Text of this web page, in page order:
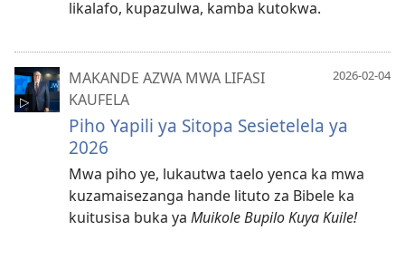
likalafo, kupazulwa, kamba kutokwa.
2026-02-04
MAKANDE AZWA MWA LIFASI
KAUFELA
Piho Yapili ya Sitopa Sesietelela ya
2026
Mwa piho ye, lukautwa taelo yenca ka mwa
kuzamaisezanga hande lituto za Bibele ka
kuitusisa buka ya Muikole Bupilo Kuya Kuile!